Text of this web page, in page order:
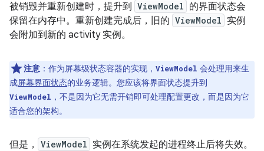
被销毁并重新创建时，提升到 ViewModel 的界面状态会
保留在内存中。重新创建完成后，旧的 ViewModel 实例
会附加到新的 activity 实例。
注意 ： 作为屏幕级状态容器的实现， ViewModel 会处理用来生
成屏幕界面状态的业务逻辑。您应该将界面状态提升到
ViewModel ，不是因为它无需开销即可处理配置更改，而是因为它
适合您的架构。
但是， ViewModel 实例在系统发起的进程终止后将失效。